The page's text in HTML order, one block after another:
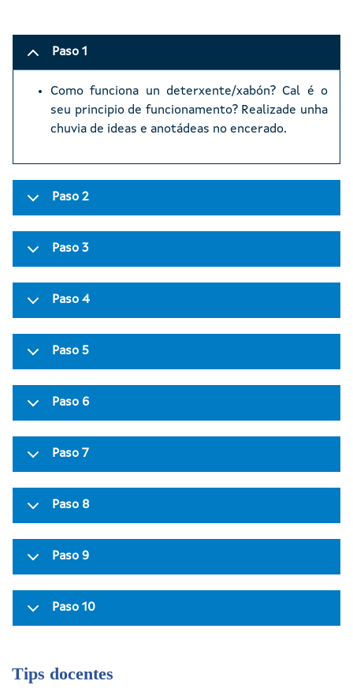
Paso 1
Como funciona un deterxente/xabón? Cal é o
seu principio de funcionamento? Realizade unha
chuvia de ideas e anotádeas no encerado.
Paso 2
Paso 3
Paso 4
Paso 5
Paso 6
Paso 7
Paso 8
Paso 9
Paso 10
Tips docentes